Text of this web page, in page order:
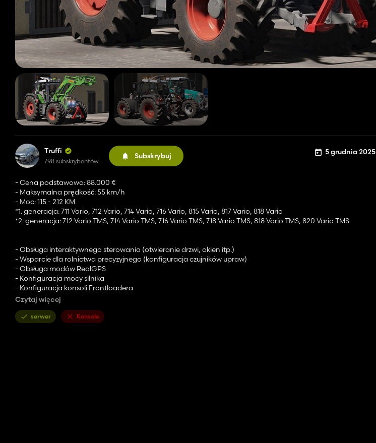
Truffi
798 subskrybentów
Subskrybuj 5 grudnia 2025
- Cena podstawowa: 88.000 €
- Maksymalna prędkość: 55 km/h
- Moc: 115 - 212 KM
*1. generacja: 711 Vario, 712 Vario, 714 Vario, 716 Vario, 815 Vario, 817 Vario, 818 Vario
*2. generacja: 712 Vario TMS, 714 Vario TMS, 716 Vario TMS, 718 Vario TMS, 818 Vario TMS, 820 Vario TMS
- Obsługa interaktywnego sterowania (otwieranie drzwi, okien itp.)
- Wsparcie dla rolnictwa precyzyjnego (konfiguracja czujników upraw)
- Obsługa modów RealGPS
- Konfiguracja mocy silnika
- Konfiguracja konsoli Frontloadera
- Konfiguracja kół i opon
- Konfiguracja hydrauliki przedniej lub obciążników
- Ostrzeżenie śpiewa config
- Konfiguracja wydechu (standardowa / chromowana)
Czytaj więcej
serwer Konsole